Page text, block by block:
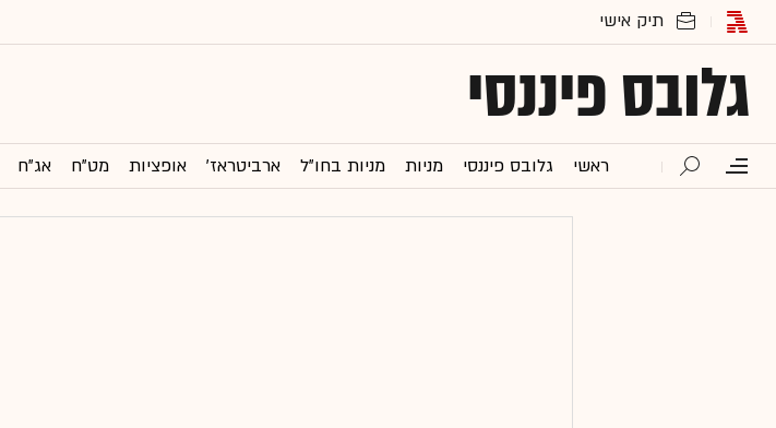
גלובס פיננסי
ראשי גלובס פיננסי מניות מניות בחו"ל ארביטראז' אופציות מט"ח אג"ח